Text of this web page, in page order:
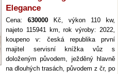
Elegance
Cena: 630000 Kč, výkon 110 kw,
najeto 115941 km, rok výroby: 2022,
koupeno v: česká republika první
majitel servisní knížka vůz s
doloženým původem, ježděný hlavně
na dlouhých trasách, původem z čr, po